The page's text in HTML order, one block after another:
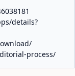
details?
process/